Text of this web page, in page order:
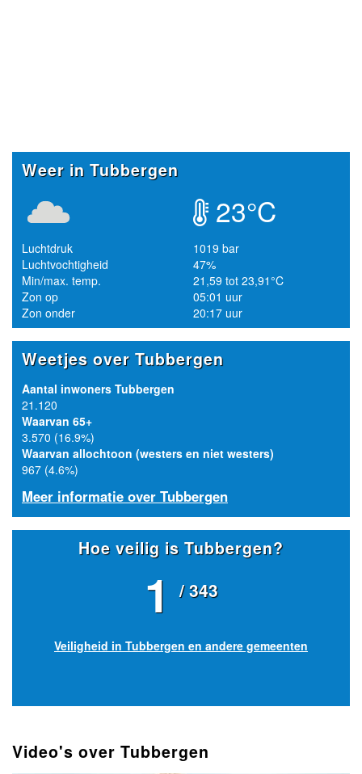
Weer in Tubbergen
23°C
Luchtdruk
1019 bar
Luchtvochtigheid
47%
Min/max. temp.
21,59 tot 23,91°C
Zon op
05:01 uur
Zon onder
20:17 uur
Weetjes over Tubbergen
Aantal inwoners Tubbergen
21.120
Waarvan 65+
3.570 (16.9%)
Waarvan allochtoon (westers en niet westers)
967 (4.6%)
Meer informatie over Tubbergen
Hoe veilig is Tubbergen?
1 / 343
Veiligheid in Tubbergen en andere gemeenten
Video's over Tubbergen